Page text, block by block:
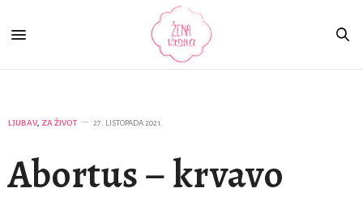
LJUBAV, ZA ŽIVOT 27. LISTOPADA 2021.
Abortus – krvavo